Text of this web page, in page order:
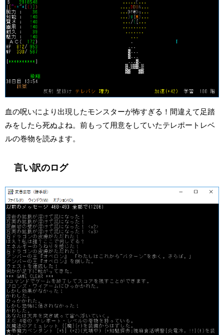
血の呪いにより出現したモンスターが怖すぎる！間違えて足踏
みをしたら死ぬよね。前もって用意をしていたテレポートレベ
ルの巻物を読みます。
言い訳のログ